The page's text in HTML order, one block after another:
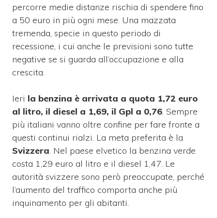
percorre medie distanze rischia di spendere fino
a 50 euro in più ogni mese. Una mazzata
tremenda, specie in questo periodo di
recessione, i cui anche le previsioni sono tutte
negative se si guarda all’occupazione e alla
crescita.
Ieri la benzina è arrivata a quota 1,72 euro
al litro, il diesel a 1,69, il Gpl a 0,76 . Sempre
più italiani vanno oltre confine per fare fronte a
questi continui rialzi. La meta preferita è la
Svizzera . Nel paese elvetico la benzina verde
costa 1,29 euro al litro e il diesel 1,47. Le
autorità svizzere sono però preoccupate, perché
l’aumento del traffico comporta anche più
inquinamento per gli abitanti.